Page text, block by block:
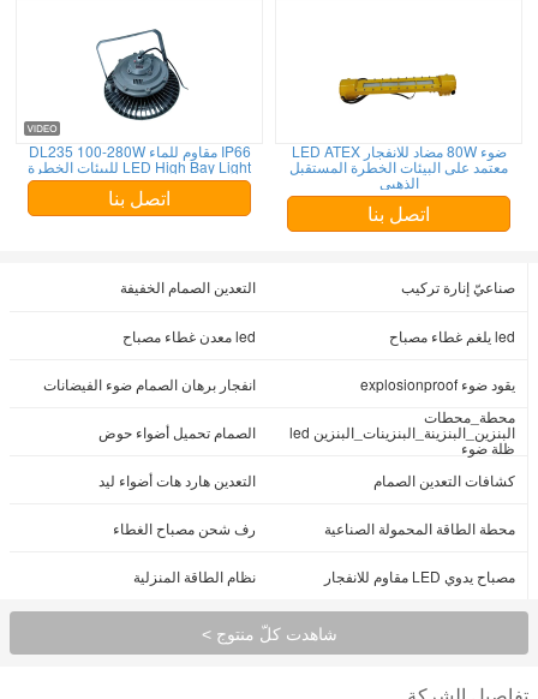
IP66 مقاوم للماء DL235 100-280W
LED High Bay Light للبيئات الخطرة
اتصل بنا
ضوء 80W مضاد للانفجار LED ATEX
معتمد على البيئات الخطرة المستقبل
الذهبي
اتصل بنا
صناعيّ إنارة تركيب التعدين الصمام الخفيفة
led يلغم غطاء مصباح led معدن غطاء مصباح
يقود ضوء explosionproof
انفجار برهان الصمام ضوء الفيضانات
محطة_محطات
البنزين_البنزينة_البنزينات_البنزين led
ظلة ضوء
الصمام تحميل أضواء حوض
كشافات التعدين الصمام التعدين هارد هات أضواء ليد
محطة الطاقة المحمولة الصناعية رف شحن مصباح الغطاء
مصباح يدوي LED مقاوم للانفجار نظام الطاقة المنزلية
شاهدت كلّ منتوج >